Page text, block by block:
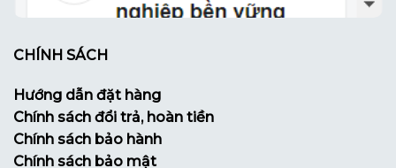
CHÍNH SÁCH
Hướng dẫn đặt hàng
Chính sách đổi trả, hoàn tiền
Chính sách bảo hành
Chính sách bảo mật